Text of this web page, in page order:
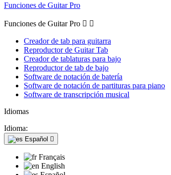
Funciones de Guitar Pro
Funciones de Guitar Pro  
Creador de tab para guitarra
Reproductor de Guitar Tab
Creador de tablaturas para bajo
Reproductor de tab de bajo
Software de notación de batería
Software de notación de partituras para piano
Software de transcripción musical
Idiomas
Idioma:
Español 
Français
English